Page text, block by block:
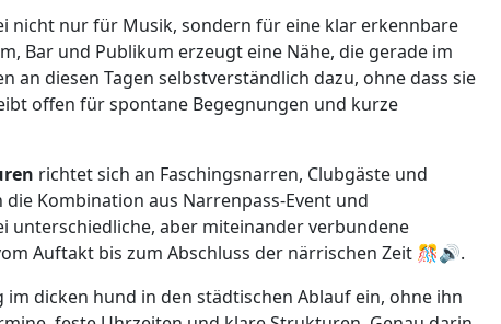
nicht nur für Musik, sondern für eine klar erkennbare
Bar und Publikum erzeugt eine Nähe, die gerade im
an diesen Tagen selbstverständlich dazu, ohne dass sie
offen für spontane Begegnungen und kurze
richtet sich an Faschingsnarren, Clubgäste und
Kombination aus Narrenpass-Event und
unterschiedliche, aber miteinander verbundene
Auftakt bis zum Abschluss der närrischen Zeit 🎊🔊.
dicken hund in den städtischen Ablauf ein, ohne ihn